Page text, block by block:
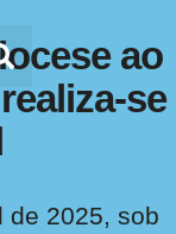
ao
se
de 2025, sob